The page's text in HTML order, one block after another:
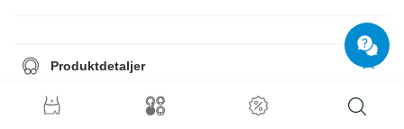
Produktdetaljer
adjusted.